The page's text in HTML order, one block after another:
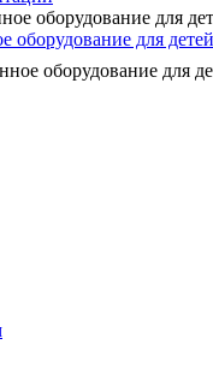
оборудование для
оборудование для